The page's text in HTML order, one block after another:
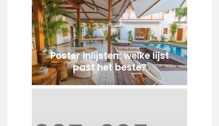
Poster inlijsten: welke lijst
past het beste?